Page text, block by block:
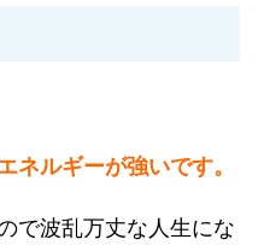
ネルギーが強いです。
で波乱万丈な人生にな